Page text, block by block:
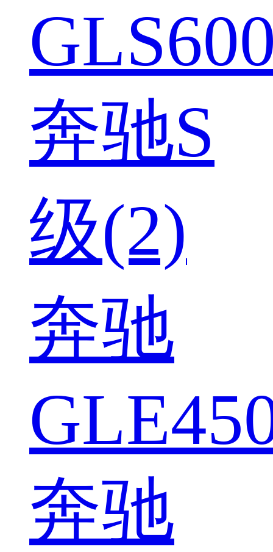
奔驰S
级(2)
奔驰
奔驰